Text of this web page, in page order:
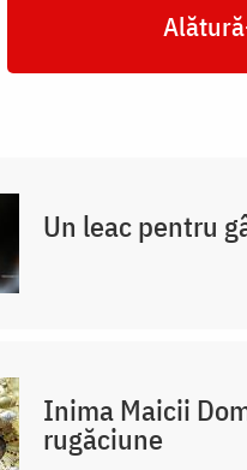
Un leac pentru
Inima Maicii
rugăciune